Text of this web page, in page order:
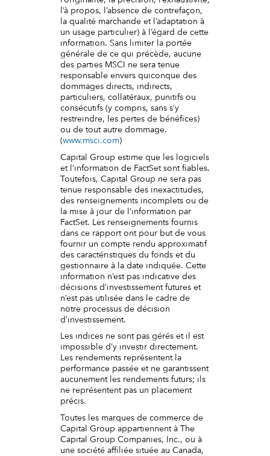
l’à propos, l’absence de contrefaçon,
la qualité marchande et l’adaptation à
un usage particulier) à l’égard de cette
information. Sans limiter la portée
générale de ce qui précède, aucune
des parties MSCI ne sera tenue
responsable envers quiconque des
dommages directs, indirects,
particuliers, collatéraux, punitifs ou
consécutifs (y compris, sans s’y
restreindre, les pertes de bénéfices)
ou de tout autre dommage.
(www.msci.com)
Capital Group estime que les logiciels
et l’information de FactSet sont fiables.
Toutefois, Capital Group ne sera pas
tenue responsable des inexactitudes,
des renseignements incomplets ou de
la mise à jour de l’information par
FactSet. Les renseignements fournis
dans ce rapport ont pour but de vous
fournir un compte rendu approximatif
des caractéristiques du fonds et du
gestionnaire à la date indiquée. Cette
information n’est pas indicative des
décisions d’investissement futures et
n’est pas utilisée dans le cadre de
notre processus de décision
d’investissement.
Les indices ne sont pas gérés et il est
impossible d’y investir directement.
Les rendements représentent la
performance passée et ne garantissent
aucunement les rendements futurs; ils
ne représentent pas un placement
précis.
Toutes les marques de commerce de
Capital Group appartiennent à The
Capital Group Companies, Inc., ou à
une société affiliée située au Canada,